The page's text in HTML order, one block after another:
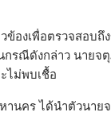
เพื่อตรวจสอบถึง
รณีดังกล่าว นายจ
ไม่พบเชื้อ
านคร ได้นำตัวนา